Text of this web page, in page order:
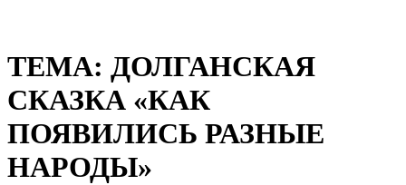
ТЕМА: ДОЛГАНСКАЯ
СКАЗКА «КАК
ПОЯВИЛИСЬ РАЗНЫЕ
НАРОДЫ»